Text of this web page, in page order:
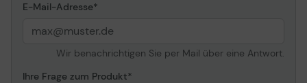
E-Mail-Adresse
Wir benachrichtigen Sie per Mail über eine Antwort.
Ihre Frage zum Produkt